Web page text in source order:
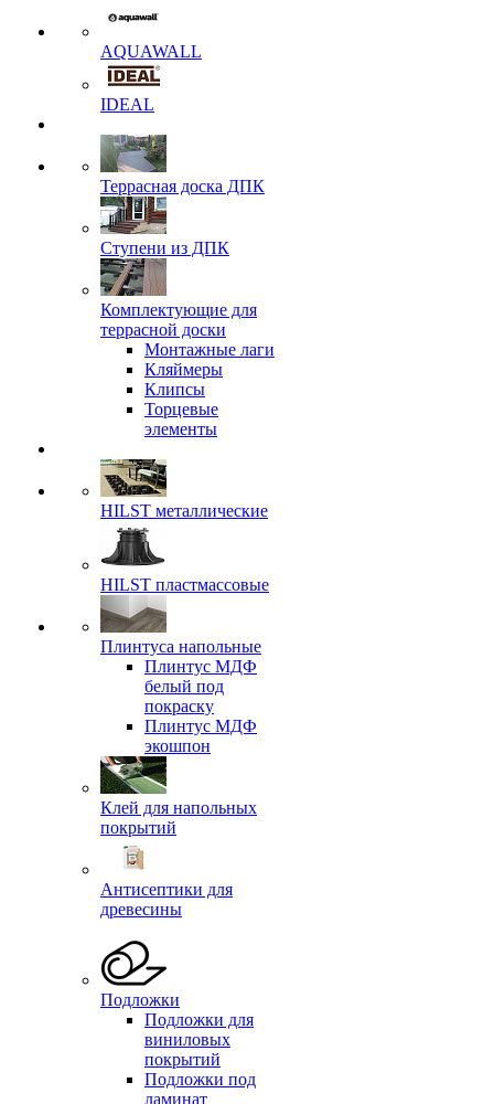
AQUAWALL
IDEAL
Террасная доска ДПК
Ступени из ДПК
Комплектующие для
террасной доски
Монтажные лаги
Кляймеры
Клипсы
Торцевые
элементы
HILST металлические
HILST пластмассовые
Плинтуса напольные
Плинтус МДФ
белый под
покраску
Плинтус МДФ
экошпон
Клей для напольных
покрытий
Антисептики для
древесины
Подложки
Подложки для
виниловых
покрытий
Подложки под
ламинат